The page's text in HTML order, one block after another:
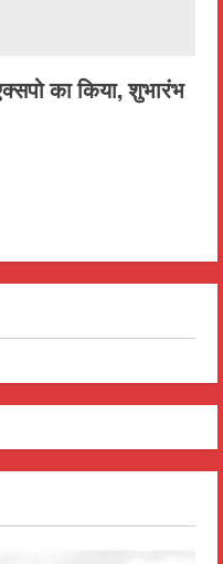
का किया, शुभारंभ